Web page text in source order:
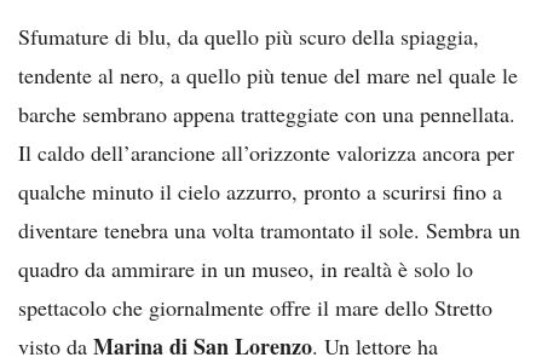
Sfumature di blu, da quello più scuro della spiaggia,
tendente al nero, a quello più tenue del mare nel quale le
barche sembrano appena tratteggiate con una pennellata.
Il caldo dell’arancione all’orizzonte valorizza ancora per
qualche minuto il cielo azzurro, pronto a scurirsi fino a
diventare tenebra una volta tramontato il sole. Sembra un
quadro da ammirare in un museo, in realtà è solo lo
spettacolo che giornalmente offre il mare dello Stretto
visto da Marina di San Lorenzo. Un lettore ha